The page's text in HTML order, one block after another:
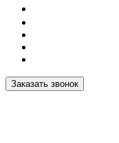
Заказать звонок